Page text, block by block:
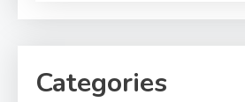
Categories